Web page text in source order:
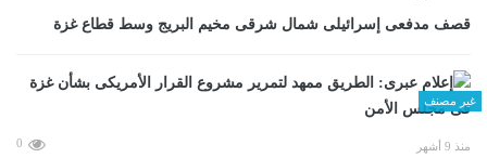
قصف مدفعى إسرائيلى شمال شرقى مخيم البريج وسط قطاع غزة
غير مصنف
منذ 9 أشهر 0